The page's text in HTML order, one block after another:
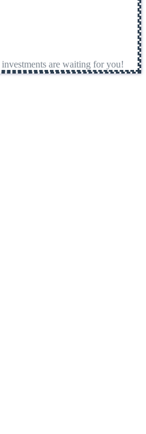
are waiting for you!